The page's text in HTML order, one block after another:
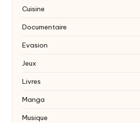
Cuisine
Documentaire
Evasion
Jeux
Livres
Manga
Musique